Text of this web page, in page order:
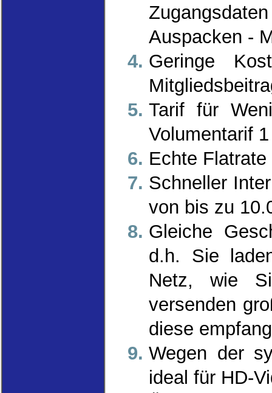
Auspacken -
Geringe
Tarif für
Volumentarif
Echte
Schneller
von bis zu
Gleiche
d.h. Sie
Netz, wie
versenden
diese
Wegen der
ideal für HD-